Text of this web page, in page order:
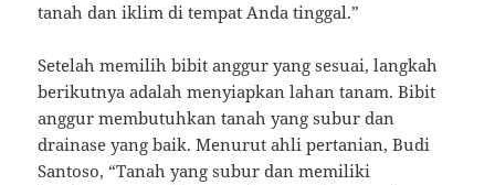
tanah dan iklim di tempat Anda tinggal.”
Setelah memilih bibit anggur yang sesuai, langkah
berikutnya adalah menyiapkan lahan tanam. Bibit
anggur membutuhkan tanah yang subur dan
drainase yang baik. Menurut ahli pertanian, Budi
Santoso, “Tanah yang subur dan memiliki